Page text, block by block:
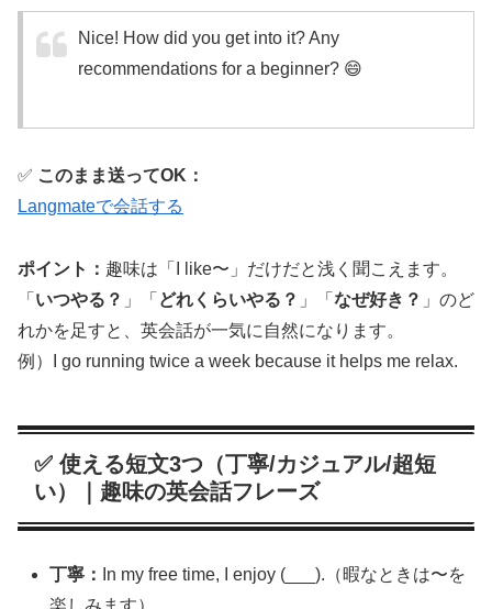
Nice! How did you get into it? Any
recommendations for a beginner? 😄
✅ このまま送ってOK：
Langmateで会話する
ポイント： 趣味は「I like〜」だけだと浅く聞こえます。
「 いつやる？ 」「 どれくらいやる？ 」「 なぜ好き？ 」のど
れかを足すと、英会話が一気に自然になります。
例）I go running twice a week because it helps me relax.
✅ 使える短文3つ（丁寧/カジュアル/超短
い）｜趣味の英会話フレーズ
丁寧：
In my free time, I enjoy (___).（暇なときは〜を